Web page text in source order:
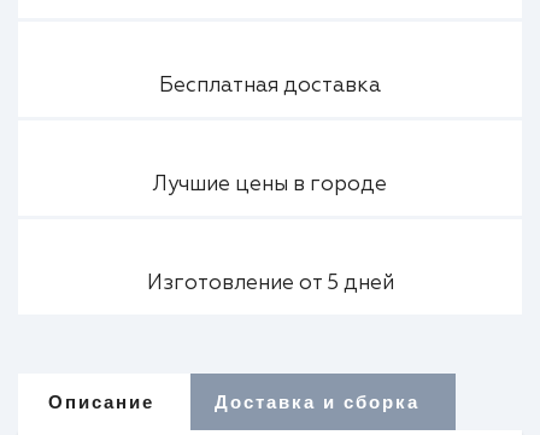
Бесплатная доставка
Лучшие цены в городе
Изготовление от 5 дней
Описание Доставка и сборка